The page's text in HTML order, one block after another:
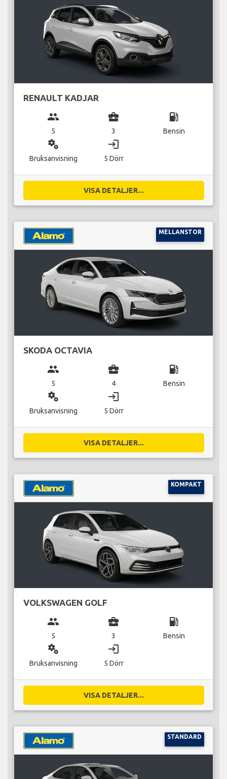
RENAULT KADJAR
group
5
business_center
3
local_gas_station
Bensin
miscellaneous_services
Bruksanvisning
login
5 Dörr
VISA DETALJER...
MELLANSTOR
SKODA OCTAVIA
group
5
business_center
4
local_gas_station
Bensin
miscellaneous_services
Bruksanvisning
login
5 Dörr
VISA DETALJER...
KOMPAKT
VOLKSWAGEN GOLF
group
5
business_center
3
local_gas_station
Bensin
miscellaneous_services
Bruksanvisning
login
5 Dörr
VISA DETALJER...
STANDARD